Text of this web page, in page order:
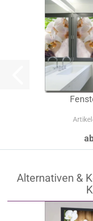
Alternativen &